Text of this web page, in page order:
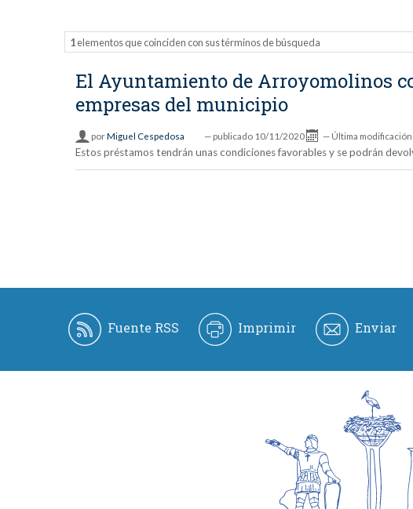
1elementos que coinciden con sus términos de búsqueda
El Ayuntamiento de Arroyomolinos
empresas del municipio
porMiguel Cespedosa — publicado10/11/2020 — Última modificación
Estos préstamos tendrán unas condiciones favorables y se podrán
Fuente RSS Imprimir Enviar